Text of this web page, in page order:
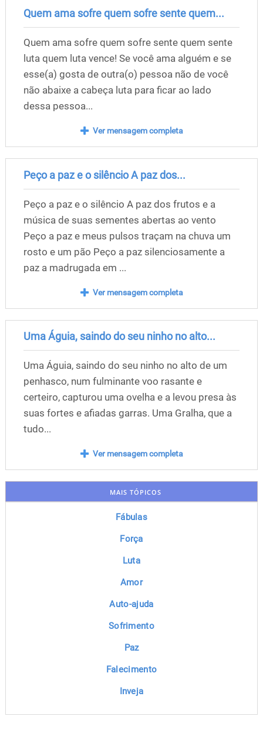
Quem ama sofre quem sofre sente quem...
Quem ama sofre quem sofre sente quem sente
luta quem luta vence! Se você ama alguém e se
esse(a) gosta de outra(o) pessoa não de você
não abaixe a cabeça luta para ficar ao lado
dessa pessoa...
Ver mensagem completa
Peço a paz e o silêncio A paz dos...
Peço a paz e o silêncio A paz dos frutos e a
música de suas sementes abertas ao vento
Peço a paz e meus pulsos traçam na chuva um
rosto e um pão Peço a paz silenciosamente a
paz a madrugada em ...
Ver mensagem completa
Uma Águia, saindo do seu ninho no alto...
Uma Águia, saindo do seu ninho no alto de um
penhasco, num fulminante voo rasante e
certeiro, capturou uma ovelha e a levou presa às
suas fortes e afiadas garras. Uma Gralha, que a
tudo...
Ver mensagem completa
MAIS TÓPICOS
Fábulas
Força
Luta
Amor
Auto-ajuda
Sofrimento
Paz
Falecimento
Inveja